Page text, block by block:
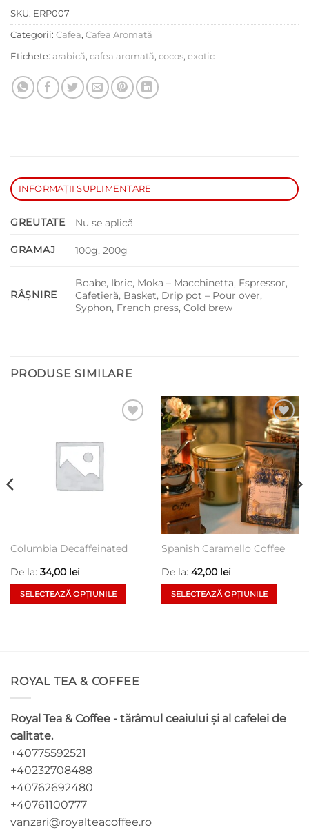
SKU: ERP007
Categorii: Cafea, Cafea Aromată
Etichete: arabică, cafea aromată, cocos, exotic
INFORMAȚII SUPLIMENTARE
GREUTATE Nu se aplică
GRAMAJ 100g, 200g
RÂȘNIRE
Boabe, Ibric, Moka – Macchinetta, Espressor,
Cafetieră, Basket, Drip pot – Pour over,
Syphon, French press, Cold brew
PRODUSE SIMILARE
Columbia Decaffeinated
De la: 34,00 lei
SELECTEAZĂ OPȚIUNILE
variații.
Opțiunile
fi
alese
în
pagina
produsului.
Add to
wishlist
Spanish Caramello Coffee
De la: 42,00 lei
SELECTEAZĂ OPȚIUNILE
pot
fi
ROYAL TEA & COFFEE
Royal Tea & Coffee - tărâmul ceaiului și al cafelei de
calitate.
+40775592521
+40232708488
+40762692480
+40761100777
vanzari@royalteacoffee.ro